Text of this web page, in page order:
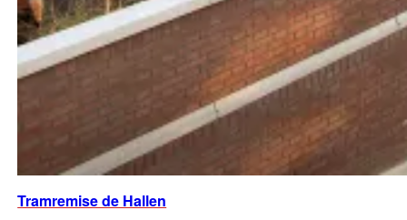
Tramremise de Hallen